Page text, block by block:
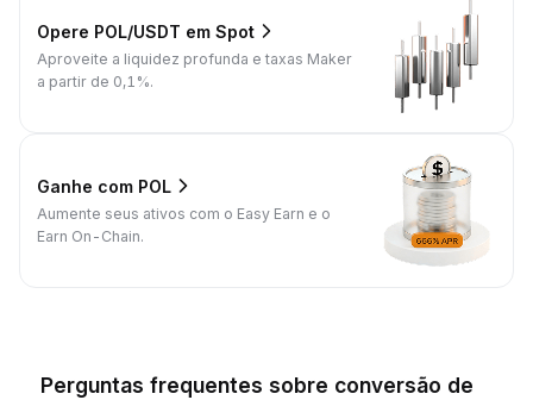
Opere POL/USDT em Spot
Aproveite a liquidez profunda e taxas Maker
a partir de 0,1%.
Ganhe com POL
Aumente seus ativos com o Easy Earn e o
Earn On-Chain.
Perguntas frequentes sobre conversão de